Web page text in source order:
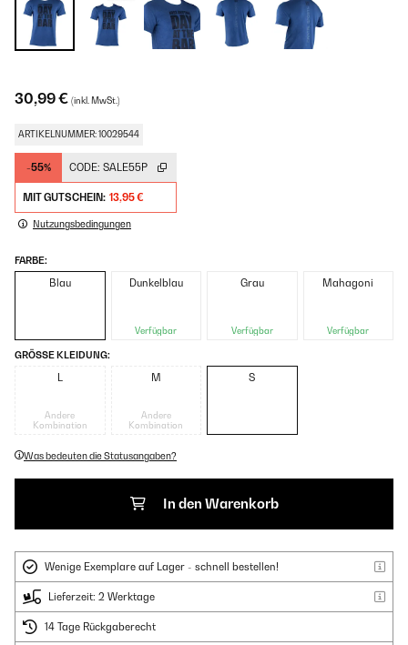
30,99 € (inkl. MwSt.)
ARTIKELNUMMER: 10029544
-55% CODE: SALE55P
MIT GUTSCHEIN: 13,95 €
Nutzungsbedingungen
FARBE:
Blau Dunkelblau
Verfügbar
Grau
Verfügbar
Mahagoni
Verfügbar
GRÖSSE KLEIDUNG:
L
Andere
Kombination
M
Andere
Kombination
S
Was bedeuten die Statusangaben?
In den Warenkorb
Wenige Exemplare auf Lager - schnell bestellen!
Lieferzeit: 2 Werktage
14 Tage Rückgaberecht